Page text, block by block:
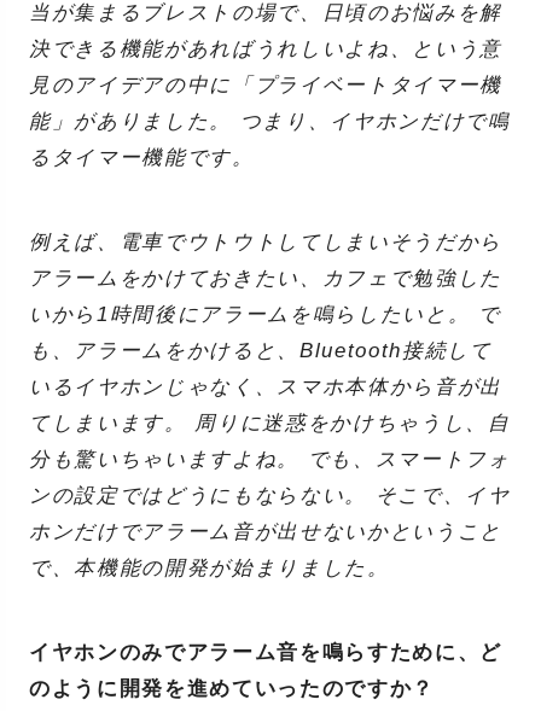
当が集まるブレストの場で、日頃のお悩みを解
決できる機能があればうれしいよね、という意
見のアイデアの中に「プライベートタイマー機
能」がありました。 つまり、イヤホンだけで鳴
るタイマー機能です。
例えば、電車でウトウトしてしまいそうだから
アラームをかけておきたい、カフェで勉強した
いから1時間後にアラームを鳴らしたいと。 で
も、アラームをかけると、Bluetooth接続して
いるイヤホンじゃなく、スマホ本体から音が出
てしまいます。 周りに迷惑をかけちゃうし、自
分も驚いちゃいますよね。 でも、スマートフォ
ンの設定ではどうにもならない。 そこで、イヤ
ホンだけでアラーム音が出せないかということ
で、本機能の開発が始まりました。
イヤホンのみでアラーム音を鳴らすために、ど
のように開発を進めていったのですか？